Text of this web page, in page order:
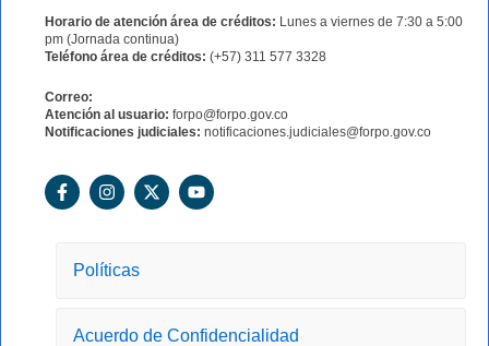
Horario de atención área de créditos: Lunes a viernes de 7:30 a 5:00
pm (Jornada continua)
Teléfono área de créditos: (+57) 311 577 3328
Correo:
Atención al usuario: forpo@forpo.gov.co
Notificaciones judiciales: notificaciones.judiciales@forpo.gov.co
F
a
I
n
g
X
-
Y
o
Políticas
Acuerdo de Confidencialidad